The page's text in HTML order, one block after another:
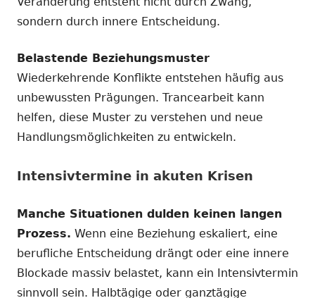
sondern durch innere Entscheidung.
Belastende Beziehungsmuster
Wiederkehrende Konflikte entstehen häufig aus
unbewussten Prägungen. Trancearbeit kann
helfen, diese Muster zu verstehen und neue
Handlungsmöglichkeiten zu entwickeln.
Intensivtermine in akuten Krisen
Manche Situationen dulden keinen langen
Prozess. Wenn eine Beziehung eskaliert, eine
berufliche Entscheidung drängt oder eine innere
Blockade massiv belastet, kann ein Intensivtermin
sinnvoll sein. Halbtägige oder ganztägige